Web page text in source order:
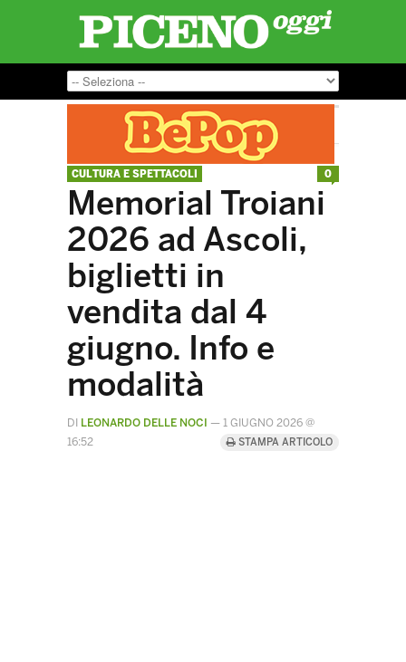
CULTURA E SPETTACOLI
Memorial Troiani
2026 ad Ascoli,
biglietti in
vendita dal 4
giugno. Info e
modalità
DI LEONARDO DELLE NOCI — 1 GIUGNO 2026 @
16:52
STAMPA ARTICOLO
0